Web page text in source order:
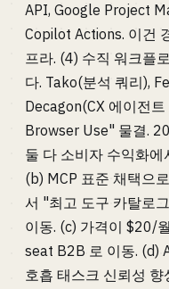
API, Google Project
Copilot Actions. 이건
프라. (4) 수직 워크플
다. Tako(분석 쿼리),
Decagon(CX 에이전
Browser Use" 물결.
둘 다 소비자 수익화
(b) MCP 표준 채택으
서 "최고 도구 카탈로
이동. (c) 가격이 $20/
seat B2B 로 이동. (d)
호흡 태스크 신뢰성